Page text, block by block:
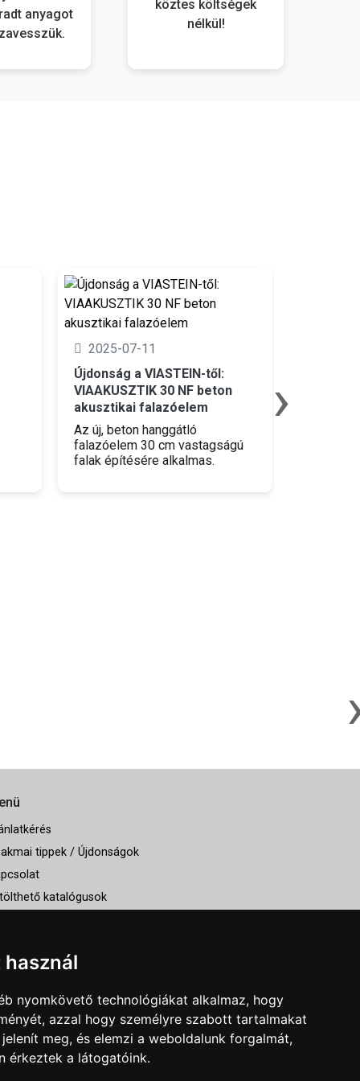
nyomkövető technológiákat alkalmaz, hogy
azzal hogy személyre szabott tartalmakat
meg, és elemzi a weboldalunk forgalmát,
érkeztek a látogatóink.
anyagot
köztes költségek
nélkül!
2025-07-11
Újdonság a VIASTEIN-től:
VIAAKUSZTIK 30 NF beton
akusztikai falazóelem
Az új, beton hanggátló
falazóelem 30 cm vastagságú
falak építésére alkalmas.
›
×
tippek / Újdonságok
katalógusok